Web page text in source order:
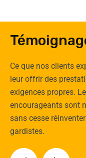
Ce que nos clients
leur offrir des
exigences propres.
encourageants sont
sans cesse
gardistes.